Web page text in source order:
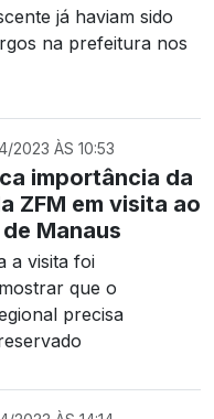
já haviam sido
na prefeitura nos
2023 ÀS 10:53
importância da
ZFM em visita ao
Manaus
a visita foi
que o
precisa